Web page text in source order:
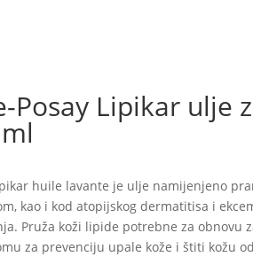
Posay Lipikar ulje
huile lavante je ulje namijenjeno
kao i kod atopijskog dermatitisa i
Pruža koži lipide potrebne za obnovu
za prevenciju upale kože i štiti kožu